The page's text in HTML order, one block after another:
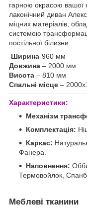
гарною окрасою вашої
лаконічний диван
міцних матеріалів,
системою
постільної білизни.
Ширина-960 мм
Довжина – 2000 мм
Висота – 810 мм
Спальні місце –
Характеристики:
Механізм
Комплектація:
Каркас:
Фанера.
Наповнення:
Термовойлок,
Меблеві тканини